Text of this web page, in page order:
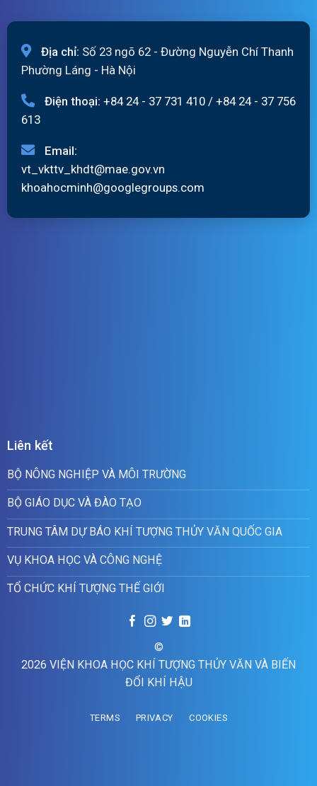
Địa chỉ: Số 23 ngõ 62 - Đường Nguyễn Chí Thanh
Phường Láng - Hà Nội
Điện thoại: +84 24 - 37 731 410 / +84 24 - 37 756
613
Email:
vt_vkttv_khdt@mae.gov.vn
khoahocminh@googlegroups.com
Liên kết
BỘ NÔNG NGHIỆP VÀ MÔI TRƯỜNG
BỘ GIÁO DỤC VÀ ĐÀO TẠO
TRUNG TÂM DỰ BÁO KHÍ TƯỢNG THỦY VĂN QUỐC GIA
VỤ KHOA HỌC VÀ CÔNG NGHỆ
TỔ CHỨC KHÍ TƯỢNG THẾ GIỚI
©
2026 VIỆN KHOA HỌC KHÍ TƯỢNG THỦY VĂN VÀ BIẾN
ĐỔI KHÍ HẬU
TERMS PRIVACY COOKIES